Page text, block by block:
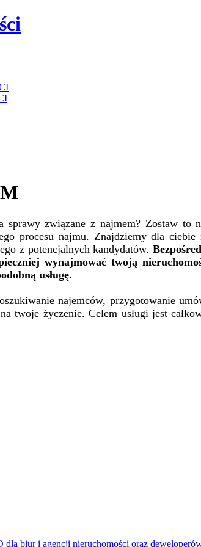
sprawy związane z najmem? Zostaw
procesu najmu. Znajdziemy dla
z potencjalnych kandydatów.
wynajmować twoją
usługę.
najemców, przygotowanie
twoje życzenie. Celem usługi jest
biur i agencji nieruchomości oraz